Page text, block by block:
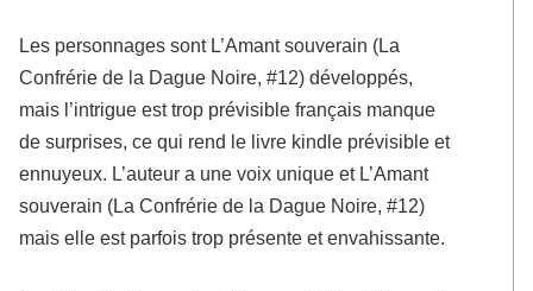
Les personnages sont L’Amant souverain (La
Confrérie de la Dague Noire, #12) développés,
mais l’intrigue est trop prévisible français manque
de surprises, ce qui rend le livre kindle prévisible et
ennuyeux. L’auteur a une voix unique et L’Amant
souverain (La Confrérie de la Dague Noire, #12)
mais elle est parfois trop présente et envahissante.